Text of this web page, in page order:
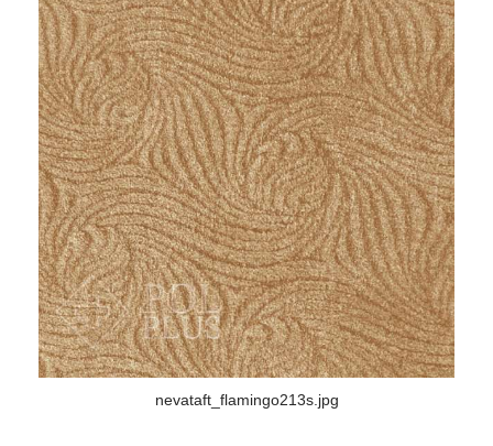
nevataft_flamingo213s.jpg